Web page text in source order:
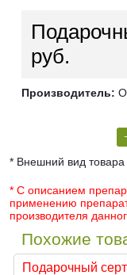
руб.
Производитель:
-
* Внешний вид товара
* С описанием
применению
производителя
Похожие
Подарочный